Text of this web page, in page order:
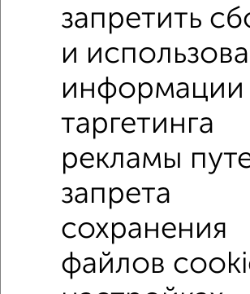
Без посредников В деревне Каркасный Из
Деревянный
Готовый дом Под ключ
запретить
и
информации
таргетинга
рекламы
запрета
сохранения
файлов